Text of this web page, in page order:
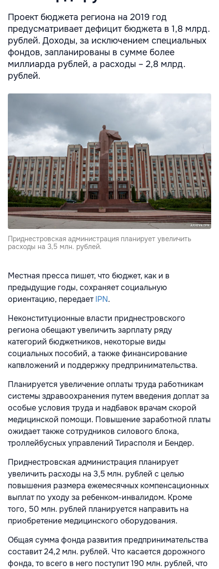
Проект бюджета региона на 2019 год
предусматривает дефицит бюджета в 1,8 млрд.
рублей. Доходы, за исключением специальных
фондов, запланированы в сумме более
миллиарда рублей, а расходы – 2,8 млрд.
рублей.
Приднестровская администрация планирует увеличить
расходы на 3,5 млн. рублей.
Местная пресса пишет, что бюджет, как и в
предыдущие годы, сохраняет социальную
ориентацию, передаетIPN.
Неконституционные власти приднестровского
региона обещают увеличить зарплату ряду
категорий бюджетников, некоторые виды
социальных пособий, а также финансирование
капвложений и поддержку предпринимательства.
Планируется увеличение оплаты труда работникам
системы здравоохранения путем введения доплат за
особые условия труда и надбавок врачам скорой
медицинской помощи. Повышение заработной платы
ожидает также сотрудников силового блока,
троллейбусных управлений Тирасполя и Бендер.
Приднестровская администрация планирует
увеличить расходы на 3,5 млн. рублей с целью
повышения размера ежемесячных компенсационных
выплат по уходу за ребенком-инвалидом. Кроме
того, 50 млн. рублей планируется направить на
приобретение медицинского оборудования.
Общая сумма фонда развития предпринимательства
составит 24,2 млн. рублей. Что касается дорожного
фонда, то всего в него поступит 190 млн. рублей, что